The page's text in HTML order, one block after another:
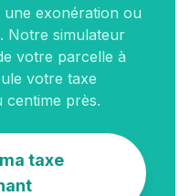
exonération ou
Notre simulateur
votre parcelle à
votre taxe
centime près.
taxe